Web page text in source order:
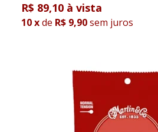
R$ 89,10
10xde R$ 9,90sem juros